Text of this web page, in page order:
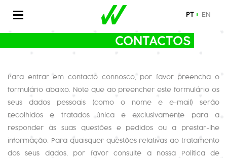
PT EN
CONTACTOS
Para entrar em contacto connosco, por favor preencha o
formulário abaixo. Note que ao preencher este formulário os
seus dados pessoais (como o nome e e-mail) serão
recolhidos e tratados única e exclusivamente para a
responder às suas questões e pedidos ou a prestar-lhe
informação. Para quaisquer questões relativas ao tratamento
dos seus dados, por favor consulte a nossa Política de